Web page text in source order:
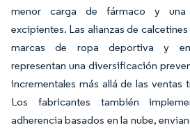
menor carga de fármaco y
excipientes. Las alianzas de
marcas de ropa deportiva y
representan una diversificación
incrementales más allá de las ventas
Los fabricantes también
adherencia basados en la nube,